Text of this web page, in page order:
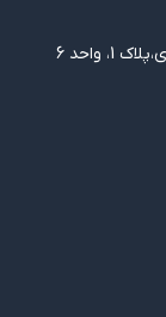
واحد 6